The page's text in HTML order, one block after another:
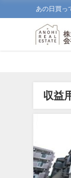
あの日買っ
収益